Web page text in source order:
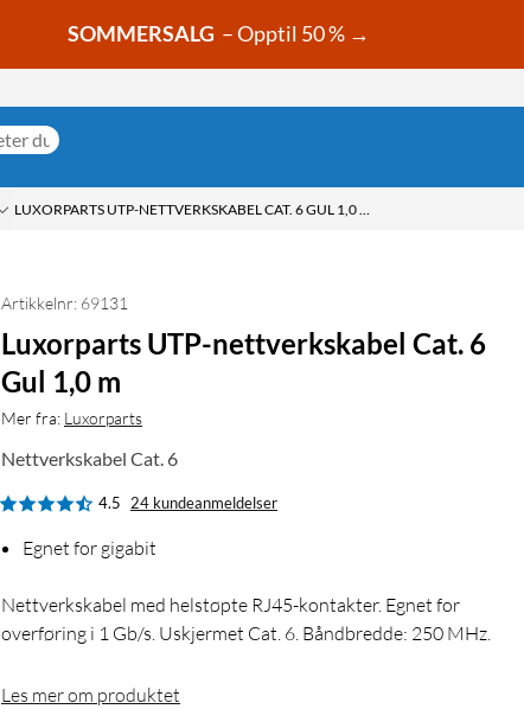
SOMMERSALG – Opptil 50 % →
LUXORPARTS UTP-NETTVERKSKABEL CAT. 6 GUL 1,0 M
Artikkelnr: 69131
Luxorparts UTP-nettverkskabel Cat. 6
Gul 1,0 m
Mer fra: Luxorparts
Nettverkskabel Cat. 6
4.5 24 kundeanmeldelser
Egnet for gigabit
Nettverkskabel med helstøpte RJ45-kontakter. Egnet for
overføring i 1 Gb/s. Uskjermet Cat. 6. Båndbredde: 250 MHz.
Les mer om produktet